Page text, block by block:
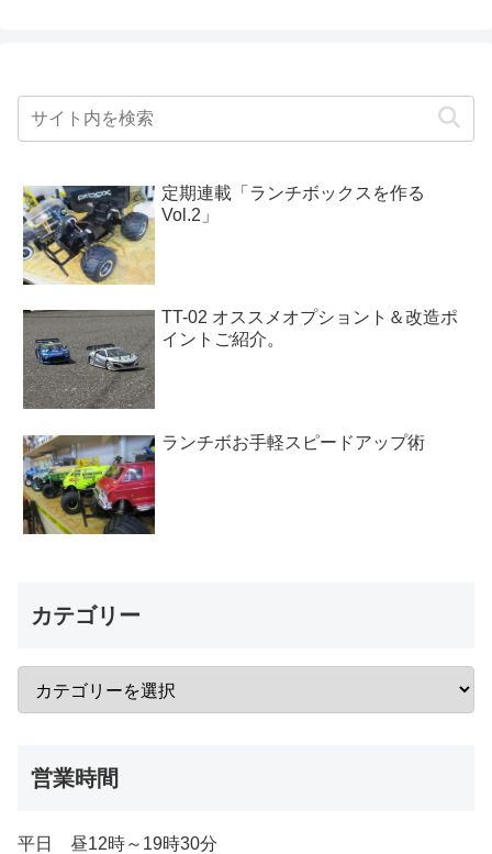
定期連載「ランチボックスを作る
Vol.2」
TT-02 オススメオプショント＆改造ポ
イントご紹介。
ランチボお手軽スピードアップ術
カテゴリー
営業時間
平日 昼12時～19時30分